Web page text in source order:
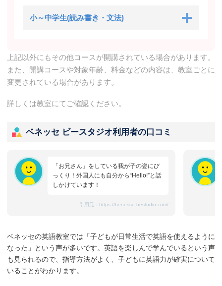
小～中学生(読み書き・文法)
上記以外にもその他コースが開講されている場合があります。
また、開講コースや対象年齢、料金などの内容は、教室ごとに
変更されている場合があります。
詳しくは教室にてご確認ください。
ベネッセ ビースタジオ利用者の口コミ
「お兄さん」をしている我が子の姿にび
っくり！外国人にも自分から“Hello!”と話
しかけています！
引用元： https://benesse-bestudio.com/
ベネッセの英語教室では「子どもが日常生活で英語を使えるように
なった」という声が多いです。英語を楽しんで学んでいるという声
も見られるので、指導方法がよく、子どもに英語力が確実について
いることがわかります。